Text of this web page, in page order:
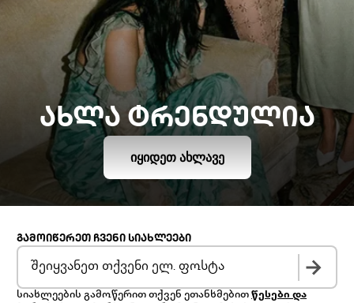
ᲐᲮᲚᲐ ᲢᲠᲔᲜᲓᲣᲚᲘᲐ
ᲘᲧᲘᲓᲔᲗ ᲐᲮᲚᲐᲕᲔ
ᲒᲐᲛᲝᲘᲬᲔᲠᲔᲗ ᲩᲕᲔᲜᲘ ᲡᲘᲐᲮᲚᲔᲔᲑᲘ
სიახლეების გამოწერით თქვენ ეთანხმებით წესები და